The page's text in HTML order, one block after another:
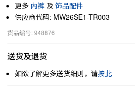
更多 内裤 及 饰品配件
供应商代码: MW26SE1-TR003
货品编号: 948876
送货及退货
如欲了解更多送货细则，请按此